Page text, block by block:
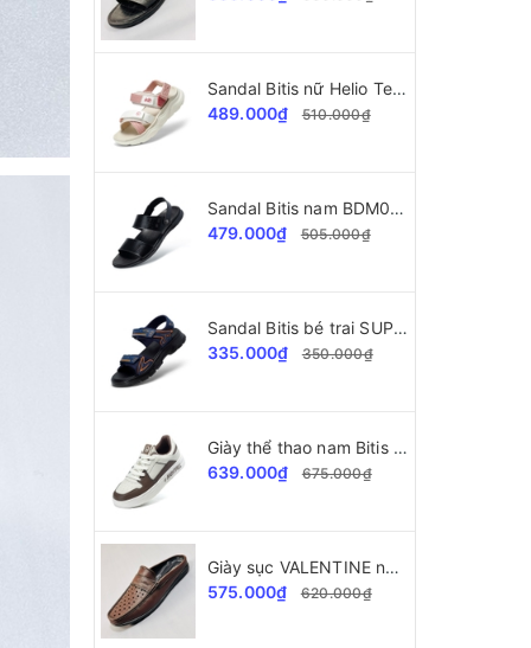
Sandal Bitis nữ Helio Teen BEG004403
489.000₫
510.000₫
Sandal Bitis nam BDM002177 da cao cấp
479.000₫
505.000₫
Sandal Bitis bé trai SUPERSTAR Collection BPB000500
335.000₫
350.000₫
Giày thể thao nam Bitis Helio Teen BSB007402
639.000₫
675.000₫
Giày sục VALENTINE nam VLT38445 da bò cao cấp
575.000₫
620.000₫